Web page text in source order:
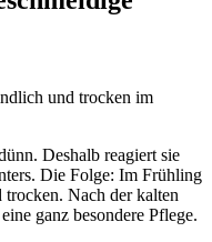
und trocken im
Deshalb reagiert sie
Die Folge: Im Frühling
Nach der kalten
ganz besondere Pflege.